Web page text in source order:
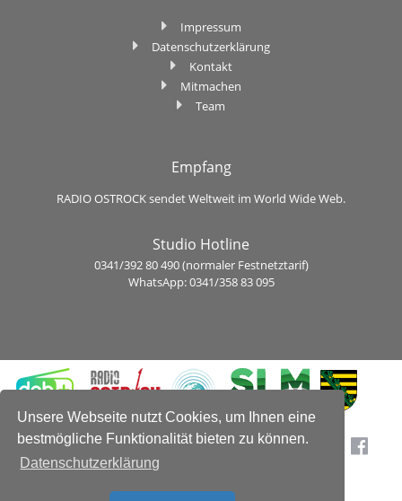
Unsere Webseite nutzt Cookies, um Ihnen eine
bestmögliche Funktionalität bieten zu können.
Datenschutzerklärung
Impressum
Datenschutzerklärung
Kontakt
Mitmachen
Team
Empfang
RADIO OSTROCK sendet Weltweit im World Wide Web.
Studio Hotline
0341/392 80 490 (normaler Festnetztarif)
WhatsApp: 0341/358 83 095